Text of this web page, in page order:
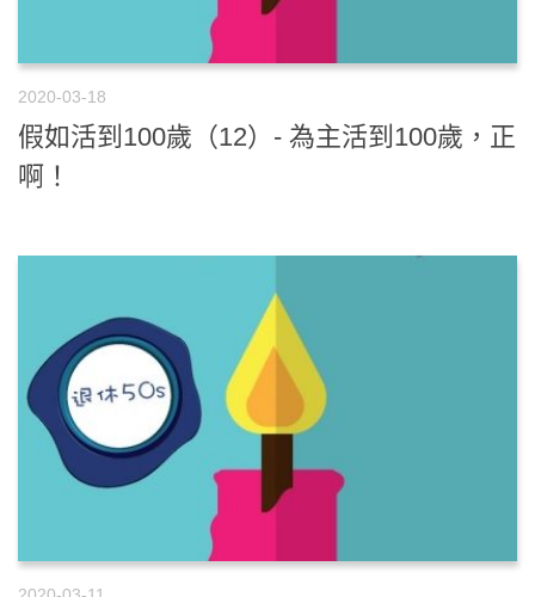
2020-03-18
假如活到100歲（12）- 為主活到100歲，正
啊！